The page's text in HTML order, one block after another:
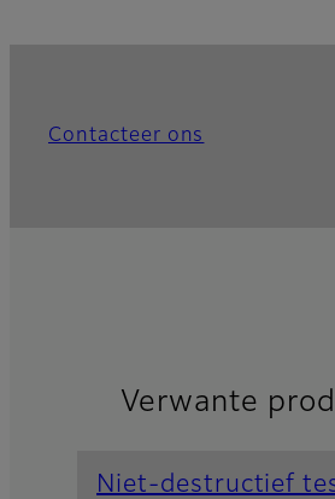
Contacteer ons
Verwante
Niet-destructief